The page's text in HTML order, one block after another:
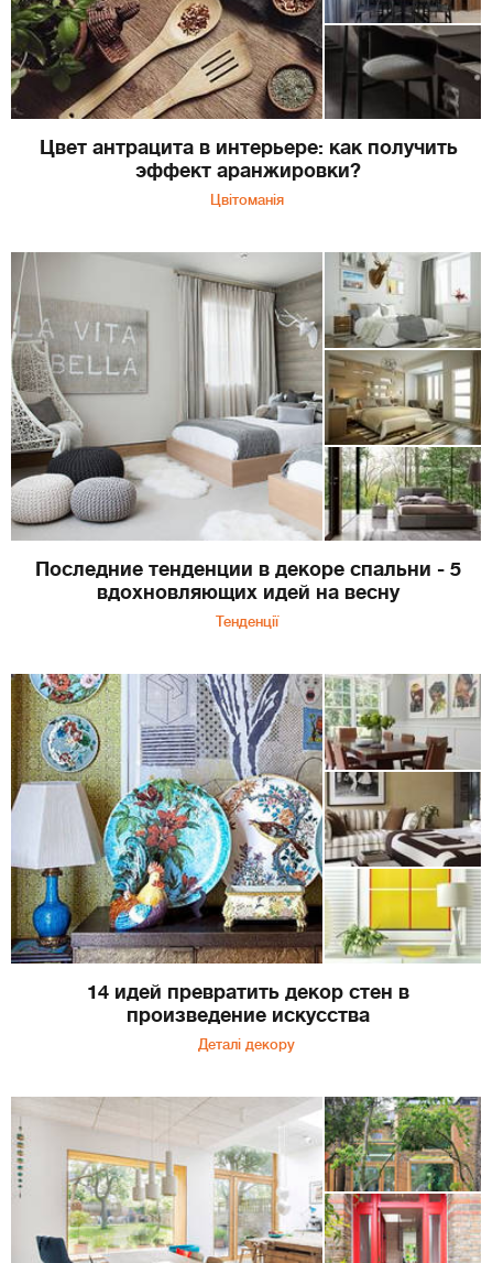
Цвет антрацита в интерьере: как получить
эффект аранжировки?
Цвітоманія
Последние тенденции в декоре спальни - 5
вдохновляющих идей на весну
Тенденції
14 идей превратить декор стен в
произведение искусства
Деталі декору